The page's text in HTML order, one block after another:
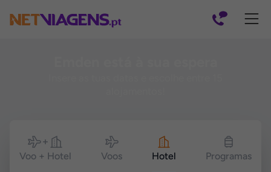
Pesquisar
Voo + Hotel Voos Hotel Programas